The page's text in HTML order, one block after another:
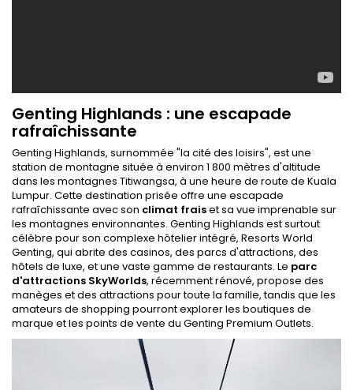
Genting Highlands : une escapade
rafraîchissante
Genting Highlands, surnommée "la cité des loisirs", est une
station de montagne située à environ 1 800 mètres d'altitude
dans les montagnes Titiwangsa, à une heure de route de Kuala
Lumpur. Cette destination prisée offre une escapade
rafraîchissante avec son climat fraiset sa vue imprenable sur
les montagnes environnantes. Genting Highlands est surtout
célèbre pour son complexe hôtelier intégré, Resorts World
Genting, qui abrite des casinos, des parcs d'attractions, des
hôtels de luxe, et une vaste gamme de restaurants. Le parc
d'attractions SkyWorlds, récemment rénové, propose des
manèges et des attractions pour toute la famille, tandis que les
amateurs de shopping pourront explorer les boutiques de
marque et les points de vente du Genting Premium Outlets.